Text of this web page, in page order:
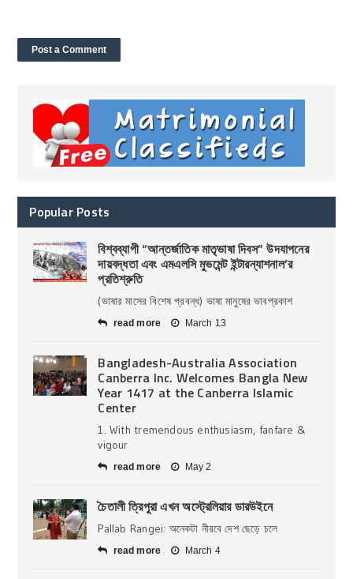
Popular Posts
বিশ্বব্যাপী “আন্তর্জাতিক মাতৃভাষা দিবস” উদযাপনের
দায়বদ্ধতা এবং এমএলসি মুভমেন্ট ইন্টারন্যাশনাল’র
প্রতিশ্রুতি
(ভাষার মাসের বিশেষ প্রবন্ধ) ভাষা মানুষের ভাবপ্রকাশ
read more March 13
Bangladesh-Australia Association
Canberra Inc. Welcomes Bangla New
Year 1417 at the Canberra Islamic
Center
1. With tremendous enthusiasm, fanfare &
vigour
read more May 2
চৈতালী ত্রিপুরা এখন অস্ট্রেলিয়ার ডারউইনে
Pallab Rangei: অনেকটা নীরবে দেশ ছেড়ে চলে
read more March 4